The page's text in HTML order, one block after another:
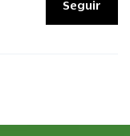
Seguir